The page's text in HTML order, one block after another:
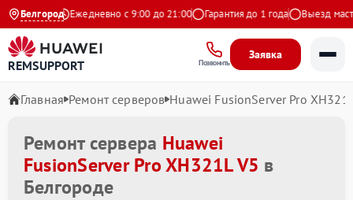
Белгород
Яндекс Ежедневно с 9:00 до 21:00 Гарантия до 1 года Выезд мастера
REMSUPPORT Позвонить
Заявка
Главная Ремонт серверов Huawei FusionServer Pro
Ремонт сервера Huawei
FusionServer Pro XH321L V5 в
Белгороде